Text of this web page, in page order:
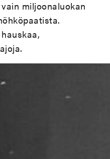
miljoonaluokan